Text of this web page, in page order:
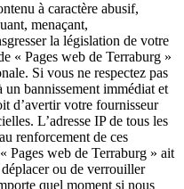
à caractère abusif,
menaçant,
la législation de votre
« Pages web de Terraburg »
Si vous ne respectez pas
un bannissement immédiat et
d’avertir votre fournisseur
L’adresse IP de tous les
renforcement de ces
Pages web de Terraburg » ait
ou de verrouiller
quel moment si nous